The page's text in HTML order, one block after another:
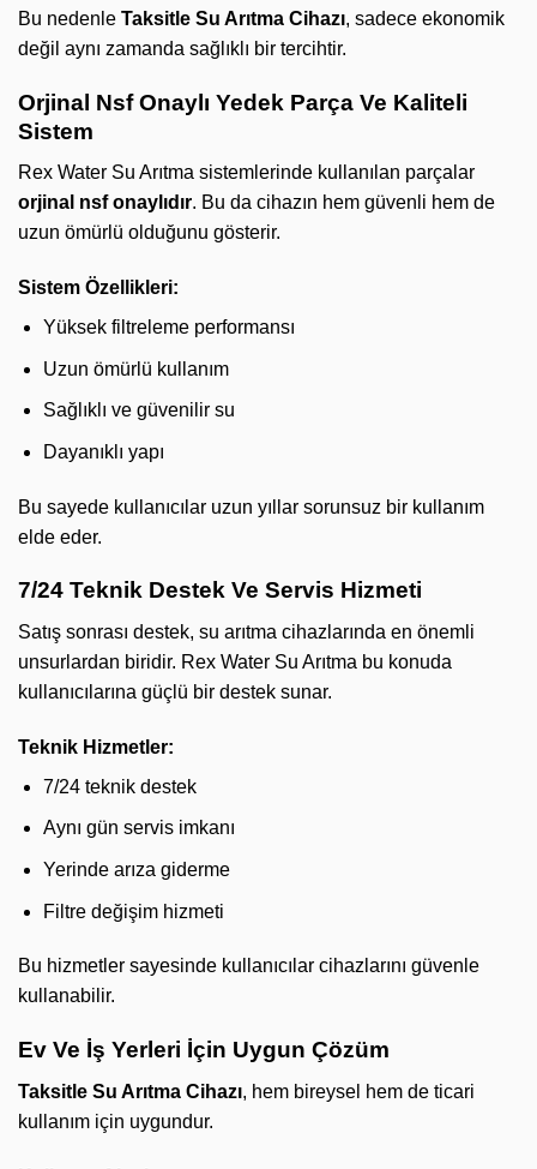
Bu nedenle Taksitle Su Arıtma Cihazı, sadece ekonomik
değil aynı zamanda sağlıklı bir tercihtir.
Orjinal Nsf Onaylı Yedek Parça Ve Kaliteli
Sistem
Rex Water Su Arıtma sistemlerinde kullanılan parçalar
orjinal nsf onaylıdır. Bu da cihazın hem güvenli hem de
uzun ömürlü olduğunu gösterir.
Sistem Özellikleri:
Yüksek filtreleme performansı
Uzun ömürlü kullanım
Sağlıklı ve güvenilir su
Dayanıklı yapı
Bu sayede kullanıcılar uzun yıllar sorunsuz bir kullanım
elde eder.
7/24 Teknik Destek Ve Servis Hizmeti
Satış sonrası destek, su arıtma cihazlarında en önemli
unsurlardan biridir. Rex Water Su Arıtma bu konuda
kullanıcılarına güçlü bir destek sunar.
Teknik Hizmetler:
7/24 teknik destek
Aynı gün servis imkanı
Yerinde arıza giderme
Filtre değişim hizmeti
Bu hizmetler sayesinde kullanıcılar cihazlarını güvenle
kullanabilir.
Ev Ve İş Yerleri İçin Uygun Çözüm
Taksitle Su Arıtma Cihazı, hem bireysel hem de ticari
kullanım için uygundur.